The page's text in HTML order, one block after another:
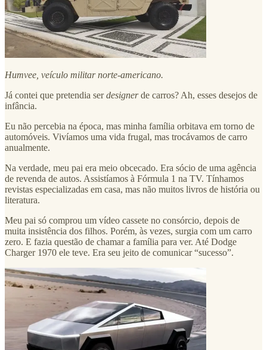
Humvee, veículo militar norte-americano.
Já contei que pretendia serdesignerde carros? Ah, esses desejos de
infância.
Eu não percebia na época, mas minha família orbitava em torno de
automóveis. Vivíamos uma vida frugal, mas trocávamos de carro
anualmente.
Na verdade, meu pai era meio obcecado. Era sócio de uma agência
de revenda de autos. Assistíamos à Fórmula 1 na TV. Tínhamos
revistas especializadas em casa, mas não muitos livros de história ou
literatura.
Meu pai só comprou um vídeo cassete no consórcio, depois de
muita insistência dos filhos. Porém, às vezes, surgia com um carro
zero. E fazia questão de chamar a família para ver. Até Dodge
Charger 1970 ele teve. Era seu jeito de comunicar “sucesso”.